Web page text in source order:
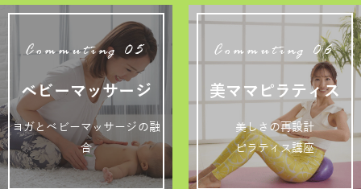
Commuting 05
ベビーマッサージ
ヨガとベビーマッサージの融
合
Commuting 06
美ママピラティス
美しさの再設計
ピラティス講座